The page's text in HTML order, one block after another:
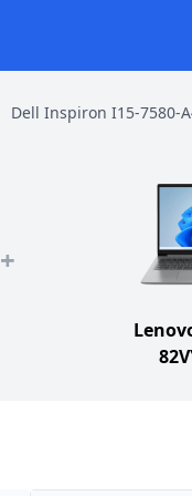
Dell Inspiron I15-7580-
+